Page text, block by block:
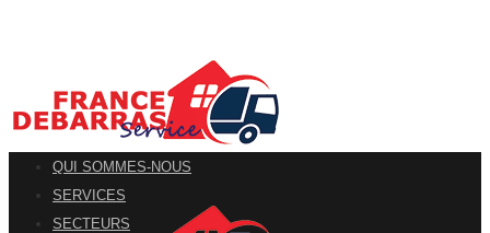
QUI SOMMES-NOUS
SERVICES
SECTEURS